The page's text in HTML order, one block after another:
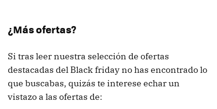
¿Más ofertas?
Si tras leer nuestra selección de ofertas
destacadas del Black friday no has encontrado lo
que buscabas, quizás te interese echar un
vistazo a las ofertas de: